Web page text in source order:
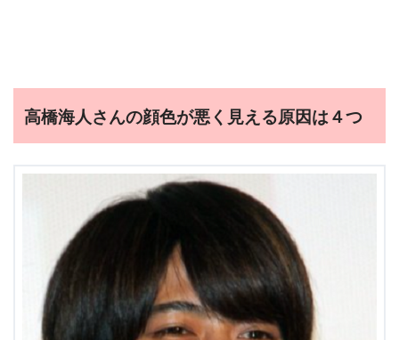
高橋海人さんの顔色が悪く見える原因は４つ